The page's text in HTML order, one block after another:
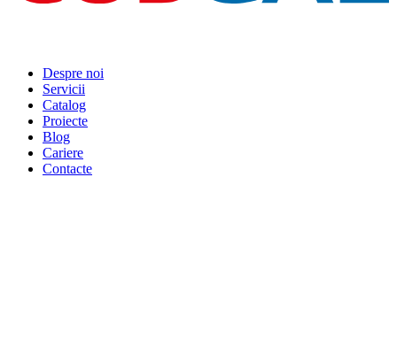
Despre noi
Servicii
Catalog
Proiecte
Blog
Cariere
Contacte